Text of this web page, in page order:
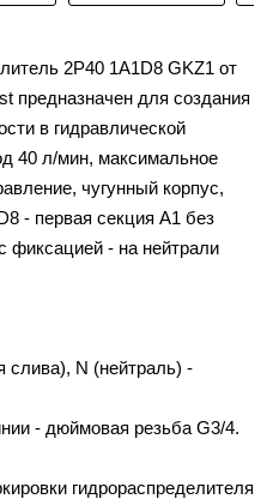
2P40 1A1D8 GKZ1 от
предназначен для создания
в гидравлической
40 л/мин, максимальное
чугунный корпус,
- первая секция A1 без
фиксацией - на нейтрали
слива), N (нейтраль) -
- дюймовая резьба G3/4.
гидрораспределителя